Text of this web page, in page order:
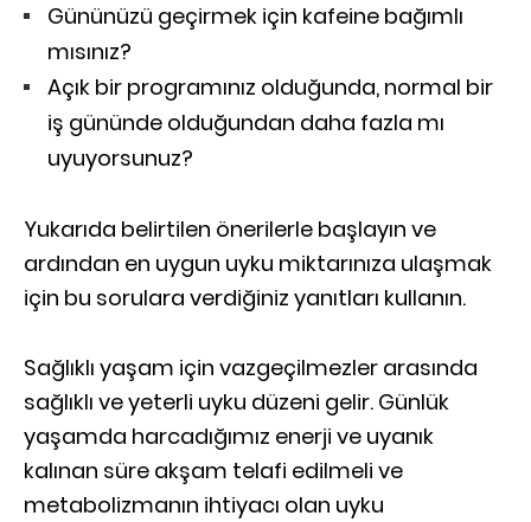
Gününüzü geçirmek için kafeine bağımlı
mısınız?
Açık bir programınız olduğunda, normal bir
iş gününde olduğundan daha fazla mı
uyuyorsunuz?
Yukarıda belirtilen önerilerle başlayın ve
ardından en uygun uyku miktarınıza ulaşmak
için bu sorulara verdiğiniz yanıtları kullanın.
Sağlıklı yaşam için vazgeçilmezler arasında
sağlıklı ve yeterli uyku düzeni gelir. Günlük
yaşamda harcadığımız enerji ve uyanık
kalınan süre akşam telafi edilmeli ve
metabolizmanın ihtiyacı olan uyku